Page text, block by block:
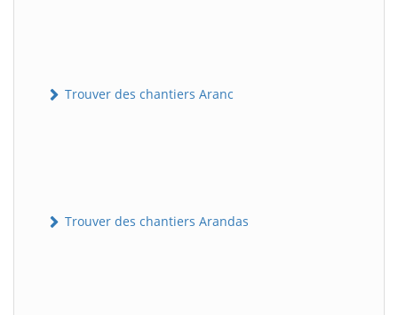
Trouver des chantiers Aranc
Trouver des chantiers Arandas